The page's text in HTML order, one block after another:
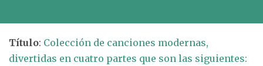
Título: Colección de canciones modernas,
divertidas en cuatro partes que son las siguientes: